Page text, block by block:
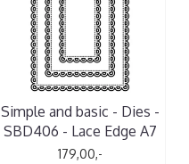
Simple and basic - Dies -
SBD406 - Lace Edge A7
179,00,-